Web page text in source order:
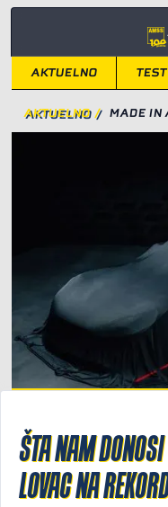
Light/Dark mode
AKTUELNO TEST
AKTUELNO / MADE IN
ŠTA NAM
LOVAC NA